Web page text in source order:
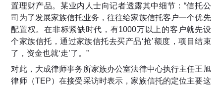
置理财产品。某业内人士向记者透露其中细节：“信托公
司为了发展家族信托业务，往往给家族信托客户一个优先
配置权。在非标紧缺时代，有1000万以上的客户就先设
个家族信托，通过家族信托去买产品‘抢’额度，项目结束
了，资金也就‘走’了。”
对此，大成律师事务所家族办公室法律中心执行主任王旭
律师（TEP）在接受采访时表示，家族信托的定位主要这